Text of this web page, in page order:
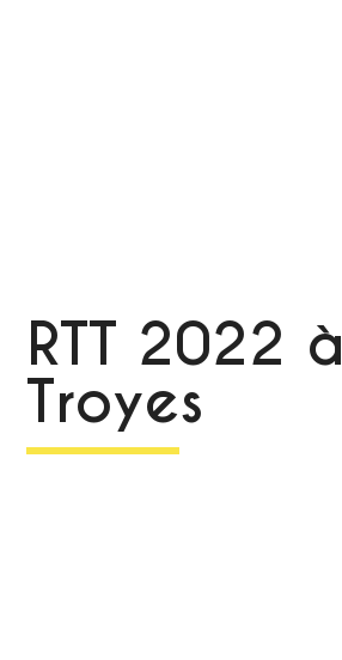
RTT 2022 à
Troyes